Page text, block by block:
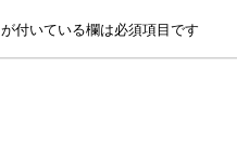
が付いている欄は必須項目です